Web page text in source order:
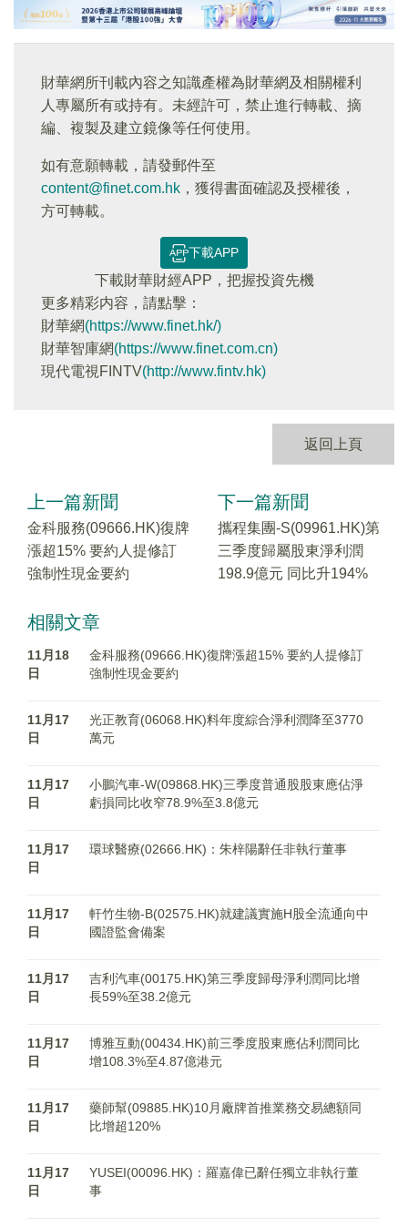
財華網所刊載內容之知識產權為財華網及相關權利
人專屬所有或持有。未經許可，禁止進行轉載、摘
編、複製及建立鏡像等任何使用。
如有意願轉載，請發郵件至
content@finet.com.hk ，獲得書面確認及授權後，
方可轉載。
下載APP
下載財華財經APP，把握投資先機
更多精彩内容，請點擊：
財華網(https://www.finet.hk/)
財華智庫網(https://www.finet.com.cn)
現代電視FINTV(http://www.fintv.hk)
返回上頁
上一篇新聞
金科服務(09666.HK)復牌
漲超15% 要約人提修訂
強制性現金要約
下一篇新聞
攜程集團-S(09961.HK)第
三季度歸屬股東淨利潤
198.9億元 同比升194%
相關文章
11月18
日
金科服務(09666.HK)復牌漲超15% 要約人提修訂
強制性現金要約
11月17
日
光正教育(06068.HK)料年度綜合淨利潤降至3770
萬元
11月17
日
小鵬汽車-W(09868.HK)三季度普通股股東應佔淨
虧損同比收窄78.9%至3.8億元
11月17
日
環球醫療(02666.HK)：朱梓陽辭任非執行董事
11月17
日
軒竹生物-B(02575.HK)就建議實施H股全流通向中
國證監會備案
11月17
日
吉利汽車(00175.HK)第三季度歸母淨利潤同比增
長59%至38.2億元
11月17
日
博雅互動(00434.HK)前三季度股東應佔利潤同比
增108.3%至4.87億港元
11月17
日
藥師幫(09885.HK)10月廠牌首推業務交易總額同
比增超120%
11月17
日
YUSEI(00096.HK)：羅嘉偉已辭任獨立非執行董
事